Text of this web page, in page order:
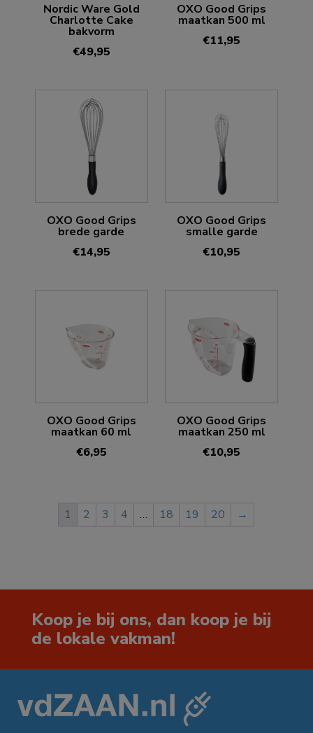
Nordic Ware Gold
Charlotte Cake
bakvorm
€49,95
OXO Good Grips
maatkan 500 ml
€11,95
OXO Good Grips
brede garde
€14,95
OXO Good Grips
smalle garde
€10,95
OXO Good Grips
maatkan 60 ml
€6,95
OXO Good Grips
maatkan 250 ml
€10,95
1 2 3 4 … 18 19 20 →
Koop je bij ons, dan koop je bij
de lokale vakman!